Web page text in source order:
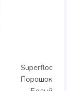
Superfloc
Порошок